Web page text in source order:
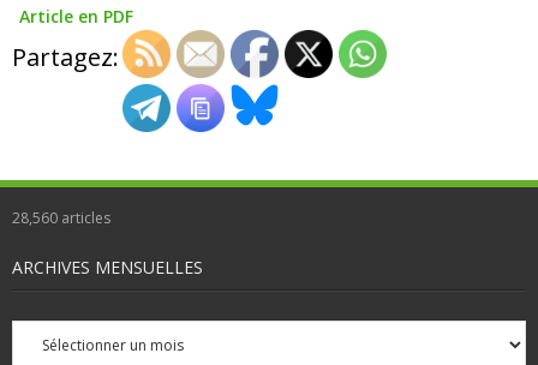
Article en PDF
Partagez:
28,560 articles
ARCHIVES MENSUELLES
Archives
mensuelles